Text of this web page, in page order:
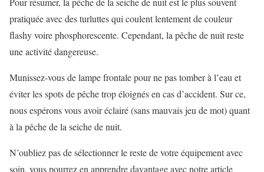
pratiquée avec des turluttes qui coulent lentement de couleur
flashy voire phosphorescente. Cependant, la pêche de nuit reste
une activité dangereuse.
Munissez-vous de lampe frontale pour ne pas tomber à l’eau et
éviter les spots de pêche trop éloignés en cas d’accident. Sur ce,
nous espérons vous avoir éclairé (sans mauvais jeu de mot) quant
à la pêche de la seiche de nuit.
N’oubliez pas de sélectionner le reste de votre équipement avec
soin, vous pourrez en apprendre davantage avec notre article